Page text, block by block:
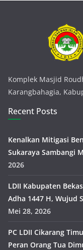
Komplek Masjid
Karangbahagia,
Recent Posts
Kenalkan Mitigasi
Sukaraya Sambangi
2026
LDII Kabupaten
Adha 1447 H, Wujud
Mei 28, 2026
PC LDII Cikarang
Peran Orang Tua